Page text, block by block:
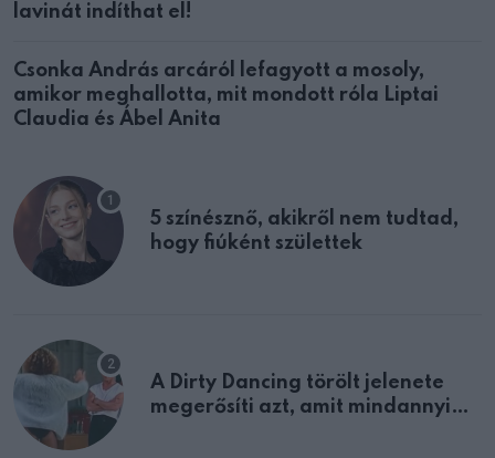
lavinát indíthat el!
Csonka András arcáról lefagyott a mosoly,
amikor meghallotta, mit mondott róla Liptai
Claudia és Ábel Anita
5 színésznő, akikről nem tudtad,
hogy fiúként születtek
A Dirty Dancing törölt jelenete
megerősíti azt, amit mindannyian